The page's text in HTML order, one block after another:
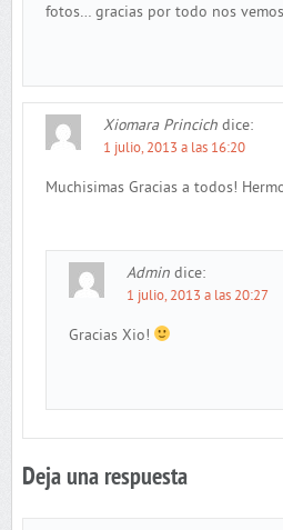
fotos… gracias por todo nos vemos
Xiomara Princich dice:
1 julio, 2013 a las 16:20
Muchisimas Gracias a todos!
Admin dice:
1 julio, 2013 a las 20:27
Gracias Xio!
Deja una respuesta